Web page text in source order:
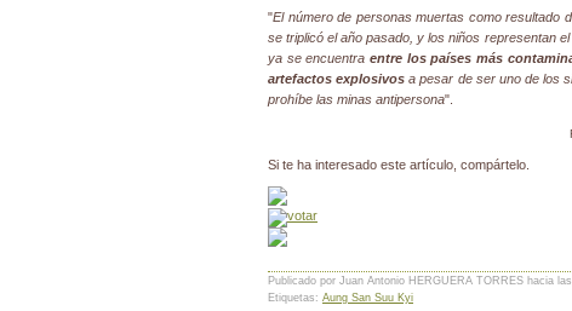
"El número de personas muertas como resultado
se triplicó el año pasado, y los niños representan
ya se encuentraentre los países más
artefactos explosivos a pesar de ser uno de los
prohíbe las minas antipersona".
Si te ha interesado este artículo, compártelo.
Publicado por Juan Antonio HERGUERA TORRES hacia las
Etiquetas: Aung San Suu Kyi